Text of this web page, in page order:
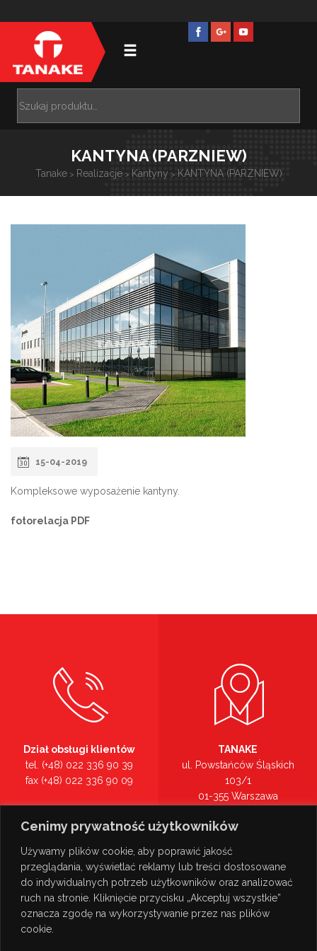
Cenimy prywatność użytkowników
Używamy plików cookie, aby poprawić jakość
przeglądania, wyświetlać reklamy lub treści dostosowane
do indywidualnych potrzeb użytkowników oraz analizować
ruch na stronie. Kliknięcie przycisku „Akceptuj wszystkie”
oznacza zgodę na wykorzystywanie przez nas plików
cookie.
KANTYNA (PARZNIEW)
Tanake> Realizacje> Kantyny > KANTYNA (PARZNIEW)
15-04-2019
Kompleksowe wyposażenie kantyny.
fotorelacja PDF
Dział obsługi klientów
tel. (+48) 022 336 90 39
fax (+48) 022 336 90 09
tel. (+48) 022 336 90 00
TANAKE
ul. Powstańców Śląskich
103/1
01-355 Warszawa
Zobacz na mapie >